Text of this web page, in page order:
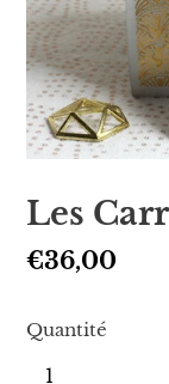
Les
Prix
€36,00
Quantité